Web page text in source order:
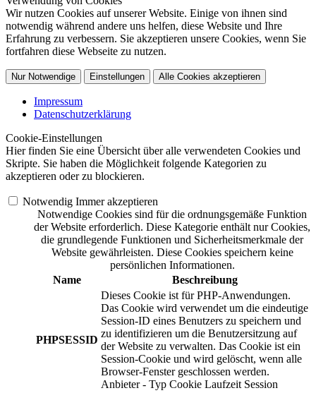
Wir nutzen Cookies auf unserer Website. Einige von ihnen sind
notwendig während andere uns helfen, diese Website und Ihre
Erfahrung zu verbessern. Sie akzeptieren unsere Cookies, wenn Sie
fortfahren diese Webseite zu nutzen.
Nur Notwendige Einstellungen Alle Cookies akzeptieren
Impressum
Datenschutzerklärung
Cookie-Einstellungen
Hier finden Sie eine Übersicht über alle verwendeten Cookies und
Skripte. Sie haben die Möglichkeit folgende Kategorien zu
akzeptieren oder zu blockieren.
Notwendig Immer akzeptieren
Notwendige Cookies sind für die ordnungsgemäße Funktion
der Website erforderlich. Diese Kategorie enthält nur Cookies,
die grundlegende Funktionen und Sicherheitsmerkmale der
Website gewährleisten. Diese Cookies speichern keine
persönlichen Informationen.
Name
Beschreibung
PHPSESSID
Dieses Cookie ist für PHP-Anwendungen.
Das Cookie wird verwendet um die eindeutige
Session-ID eines Benutzers zu speichern und
zu identifizieren um die Benutzersitzung auf
der Website zu verwalten. Das Cookie ist ein
Session-Cookie und wird gelöscht, wenn alle
Browser-Fenster geschlossen werden.
Anbieter - Typ Cookie Laufzeit Session